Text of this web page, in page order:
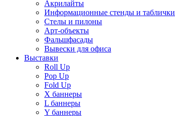
Акрилайты
Информационные стенды и таблички
Стелы и пилоны
Арт-объекты
Фальшфасады
Вывески для офиса
Выставки
Roll Up
Pop Up
Fold Up
Х баннеры
L баннеры
Y баннеры